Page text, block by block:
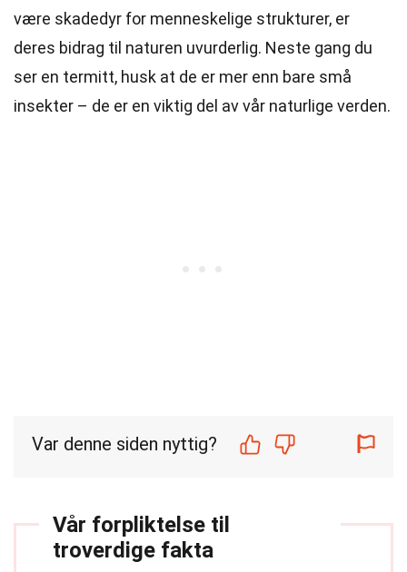
være skadedyr for menneskelige strukturer, er
deres bidrag til naturen uvurderlig. Neste gang du
ser en termitt, husk at de er mer enn bare små
insekter – de er en viktig del av vår naturlige verden.
Var denne siden nyttig?
Vår forpliktelse til
troverdige fakta